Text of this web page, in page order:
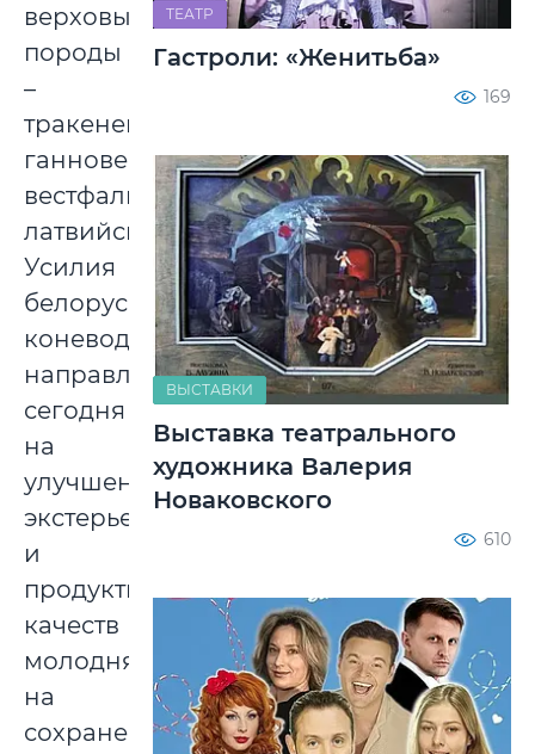
верховые
породы
–
тракененская,
ганноверская,
вестфальская,
латвийская.
Усилия
белорусских
коневодов
направлены
сегодня
на
улучшение
экстерьера
и
продуктивных
качеств
молодняка,
на
сохранение
ТЕАТР
Гастроли: «Женитьба»
169
ВЫСТАВКИ
Выставка театрального
художника Валерия
Новаковского
610